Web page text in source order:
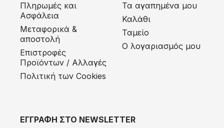
Πληρωμές και
Ασφάλεια
Μεταφορικά &
αποστολή
Eπιστροφές
Προϊόντων / Αλλαγές
Πολιτική των Cookies
Τα αγαπημένα μου
Καλάθι
Ταμείο
Ο λογαριασμός μου
ΕΓΓΡΑΦΗ ΣΤΟ NEWSLETTER